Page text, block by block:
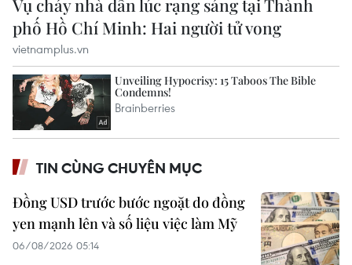
TIN CÙNG CHUYÊN MỤC
Đồng USD trước bước ngoặt do đồng
yen mạnh lên và số liệu việc làm Mỹ
06/08/2026 05:14